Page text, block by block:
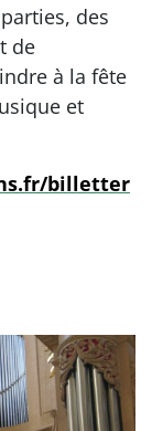
des
de
à la fête
et
billetter